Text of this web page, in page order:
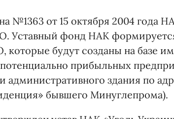
№1363 от 15 октября 2004 года
Уставный фонд НАК
которые будут созданы на базе
прибыльных
административного здания по
бывшего Минуглепрома).